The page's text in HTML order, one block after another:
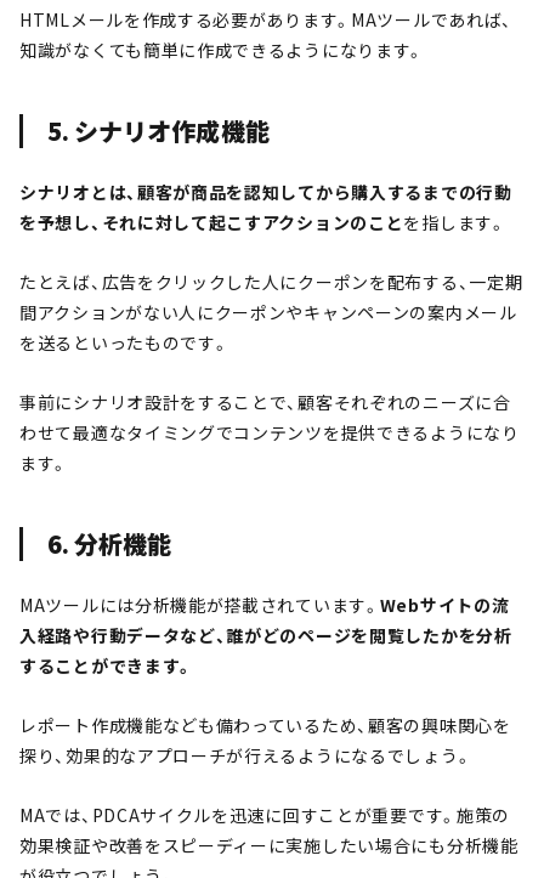
HTMLメールを作成する必要があります。MAツールであれば、
知識がなくても簡単に作成できるようになります。
5. シナリオ作成機能
シナリオとは、顧客が商品を認知してから購入するまでの行動
を予想し、それに対して起こすアクションのことを指します。
たとえば、広告をクリックした人にクーポンを配布する、一定期
間アクションがない人にクーポンやキャンペーンの案内メール
を送るといったものです。
事前にシナリオ設計をすることで、顧客それぞれのニーズに合
わせて最適なタイミングでコンテンツを提供できるようになり
ます。
6. 分析機能
MAツールには分析機能が搭載されています。 Webサイトの流
入経路や行動データなど、誰がどのページを閲覧したかを分析
することができます。
レポート作成機能なども備わっているため、顧客の興味関心を
探り、効果的なアプローチが行えるようになるでしょう。
MAでは、PDCAサイクルを迅速に回すことが重要です。施策の
効果検証や改善をスピーディーに実施したい場合にも分析機能